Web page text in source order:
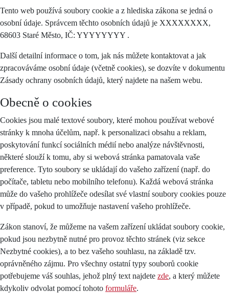
Tento web používá soubory cookie a z hlediska zákona se jedná o
osobní údaje. Správcem těchto osobních údajů je XXXXXXXX,
68603 Staré Město, IČ: YYYYYYYY .
Další detailní informace o tom, jak nás můžete kontaktovat a jak
zpracováváme osobní údaje (včetně cookies), se dozvíte v dokumentu
Zásady ochrany osobních údajů, který najdete na našem webu.
Obecně o cookies
Cookies jsou malé textové soubory, které mohou používat webové
stránky k mnoha účelům, např. k personalizaci obsahu a reklam,
poskytování funkcí sociálních médií nebo analýze návštěvnosti,
některé slouží k tomu, aby si webová stránka pamatovala vaše
preference. Tyto soubory se ukládají do vašeho zařízení (např. do
počítače, tabletu nebo mobilního telefonu). Každá webová stránka
může do vašeho prohlížeče odesílat své vlastní soubory cookies pouze
v případě, pokud to umožňuje nastavení vašeho prohlížeče.
Zákon stanoví, že můžeme na vašem zařízení ukládat soubory cookie,
pokud jsou nezbytně nutné pro provoz těchto stránek (viz sekce
Nezbytné cookies), a to bez vašeho souhlasu, na základě tzv.
oprávněného zájmu. Pro všechny ostatní typy souborů cookie
potřebujeme váš souhlas, jehož plný text najdete zde, a který můžete
kdykoliv odvolat pomocí tohoto formuláře.